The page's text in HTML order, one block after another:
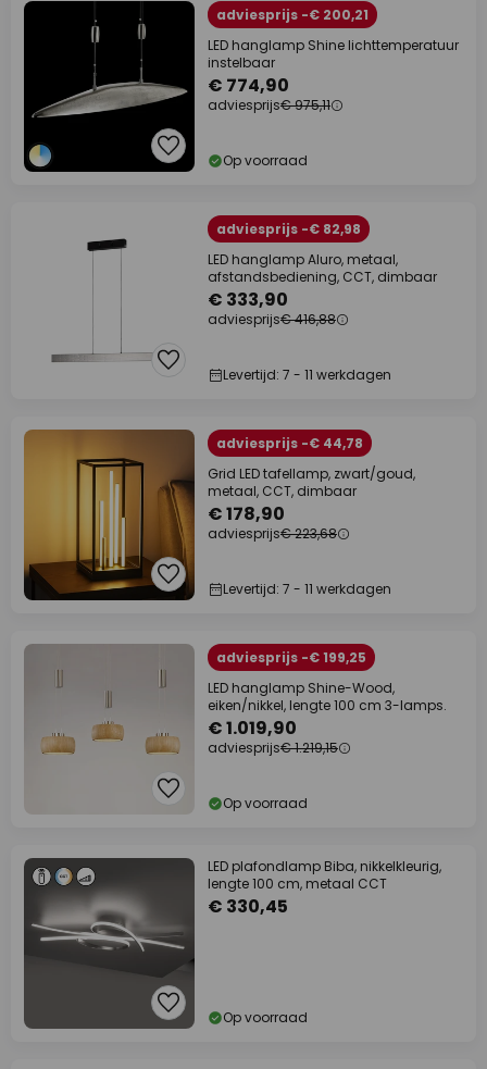
adviesprijs -€ 200,21
LED hanglamp Shine lichttemperatuur
instelbaar
€ 774,90
adviesprijs€ 975,11
Op voorraad
adviesprijs -€ 82,98
LED hanglamp Aluro, metaal,
afstandsbediening, CCT, dimbaar
€ 333,90
adviesprijs€ 416,88
Levertijd: 7 - 11 werkdagen
adviesprijs -€ 44,78
Grid LED tafellamp, zwart/goud,
metaal, CCT, dimbaar
€ 178,90
adviesprijs€ 223,68
Levertijd: 7 - 11 werkdagen
adviesprijs -€ 199,25
LED hanglamp Shine-Wood,
eiken/nikkel, lengte 100 cm 3-lamps.
€ 1.019,90
adviesprijs€ 1.219,15
Op voorraad
LED plafondlamp Biba, nikkelkleurig,
lengte 100 cm, metaal CCT
€ 330,45
Op voorraad